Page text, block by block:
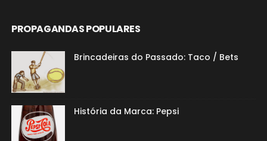
PROPAGANDAS POPULARES
Brincadeiras do Passado: Taco / Bets
História da Marca: Pepsi